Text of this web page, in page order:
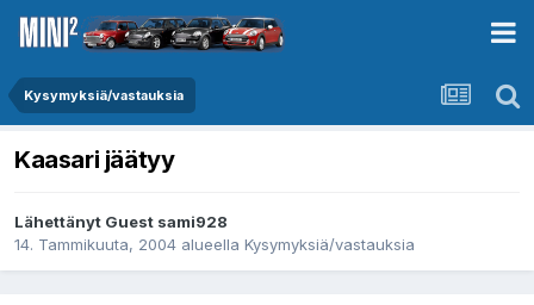
Kysymyksiä/vastauksia
Kaasari jäätyy
Lähettänyt Guest sami928
14. Tammikuuta, 2004 alueella Kysymyksiä/vastauksia